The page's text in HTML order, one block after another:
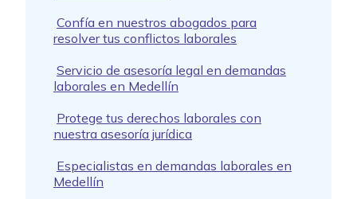
Confía en nuestros abogados para
resolver tus conflictos laborales
Servicio de asesoría legal en demandas
laborales en Medellín
Protege tus derechos laborales con
nuestra asesoría jurídica
Especialistas en demandas laborales en
Medellín